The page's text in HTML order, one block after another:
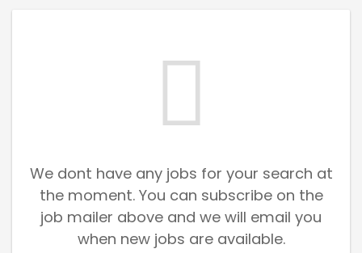
We dont have any jobs for your search at
the moment. You can subscribe on the
job mailer above and we will email you
when new jobs are available.